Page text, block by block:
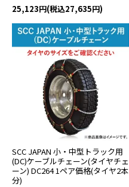
25,123円(税込27,635円)
SCC JAPAN 小・中型トラック用
(DC)ケーブルチェーン(タイヤチェ
ーン) DC264 1ペア価格(タイヤ2本
分)